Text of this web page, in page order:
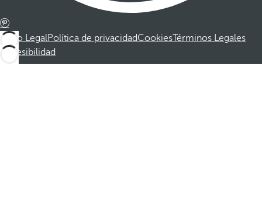
Aviso LegalPolítica de privacidadCookiesTérminos Legales
Accesibilidad